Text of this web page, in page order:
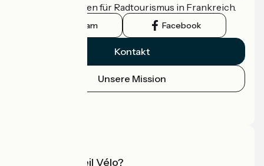
offizielle Leitfaden für Radtourismus in Frankreich.
Instagram Facebook
Kontakt
Unsere Mission
Was ist Accueil Vélo?